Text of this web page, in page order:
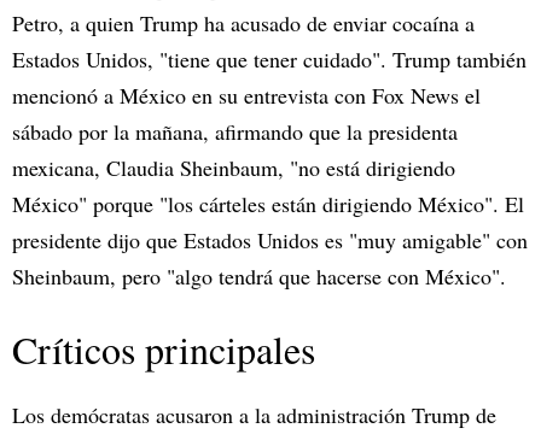
Petro, a quien Trump ha acusado de enviar cocaína a
Estados Unidos, "tiene que tener cuidado". Trump también
mencionó a México en su entrevista con Fox News el
sábado por la mañana, afirmando que la presidenta
mexicana, Claudia Sheinbaum, "no está dirigiendo
México" porque "los cárteles están dirigiendo México". El
presidente dijo que Estados Unidos es "muy amigable" con
Sheinbaum, pero "algo tendrá que hacerse con México".
Críticos principales
Los demócratas acusaron a la administración Trump de